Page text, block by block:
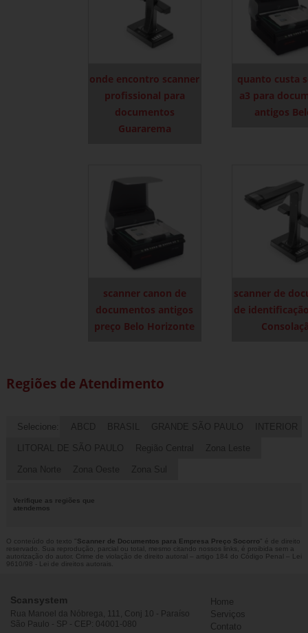
onde encontro scanner
profissional para
documentos
Guararema
quanto custa
a3 para
antigos
scanner canon de
documentos antigos
preço Belo Horizonte
scanner de
de
Regiões de Atendimento
Selecione: ABCD BRASIL GRANDE SÃO PAULO INTERIOR
LITORAL DE SÃO PAULO Região Central Zona Leste
Zona Norte Zona Oeste Zona Sul
Verifique as regiões que
atendemos
O conteúdo do texto " Scanner de Documentos para Empresa Preço Socorro " é de direito
reservado. Sua reprodução, parcial ou total, mesmo citando nossos links, é proibida sem a
autorização do autor. Crime de violação de direito autoral – artigo 184 do Código Penal –
Lei
9610/98 - Lei de direitos autorais .
Scansystem
Rua Manoel da Nóbrega, 111, Conj 10 - Paraíso
São Paulo - SP - CEP: 04001-080
Home
Serviços
Contato